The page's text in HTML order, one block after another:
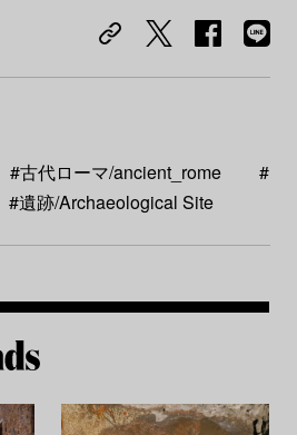
#古代ローマ/ancient_rome
#
#遺跡/Archaeological Site